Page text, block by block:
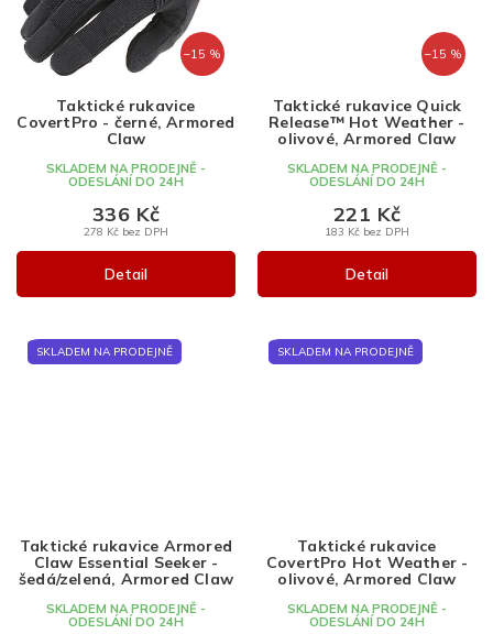
–15 %
Taktické rukavice
CovertPro - černé, Armored
Claw
SKLADEM NA PRODEJNĚ -
ODESLÁNÍ DO 24H
278 Kč bez DPH
336 Kč
Detail
–15 %
Taktické rukavice Quick
Release™ Hot Weather -
olivové, Armored Claw
SKLADEM NA PRODEJNĚ -
ODESLÁNÍ DO 24H
183 Kč bez DPH
221 Kč
Detail
SKLADEM NA PRODEJNĚ
Taktické rukavice Armored
Claw Essential Seeker -
šedá/zelená, Armored Claw
SKLADEM NA PRODEJNĚ -
ODESLÁNÍ DO 24H
SKLADEM NA PRODEJNĚ
Taktické rukavice
CovertPro Hot Weather -
olivové, Armored Claw
SKLADEM NA PRODEJNĚ -
ODESLÁNÍ DO 24H